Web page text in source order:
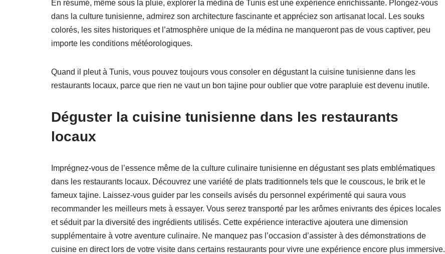
En résumé, même sous la pluie, explorer la médina de Tunis est une expérience enrichissante. Plongez-vous
dans la culture tunisienne, admirez son architecture fascinante et appréciez son artisanat local. Les souks
colorés, les sites historiques et l’atmosphère unique de la médina ne manqueront pas de vous captiver, peu
importe les conditions météorologiques.
Quand il pleut à Tunis, vous pouvez toujours vous consoler en dégustant la cuisine tunisienne dans les
restaurants locaux, parce que rien ne vaut un bon tajine pour oublier que votre parapluie est devenu inutile.
Déguster la cuisine tunisienne dans les restaurants
locaux
Imprégnez-vous de l’essence même de la culture culinaire tunisienne en dégustant ses plats emblématiques
dans les restaurants locaux. Découvrez une variété de plats traditionnels tels que le couscous, le brik et le
fameux tajine. Laissez-vous guider par les conseils avisés du personnel expérimenté qui saura vous
recommander les meilleurs mets à essayer. Vous serez transporté par les arômes enivrants des épices locales
et séduit par la diversité des ingrédients utilisés. Cette expérience interactive ajoutera une dimension
supplémentaire à votre aventure culinaire. Ne manquez pas l’occasion d’assister à des démonstrations de
cuisine en direct lors de votre visite dans certains restaurants pour vivre une expérience encore plus immersive.